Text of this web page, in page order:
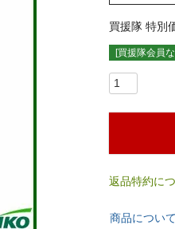
買援隊 特別
[買援隊会員
返品特約に
商品につい